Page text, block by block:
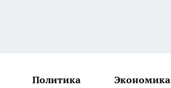
Политика Экономика